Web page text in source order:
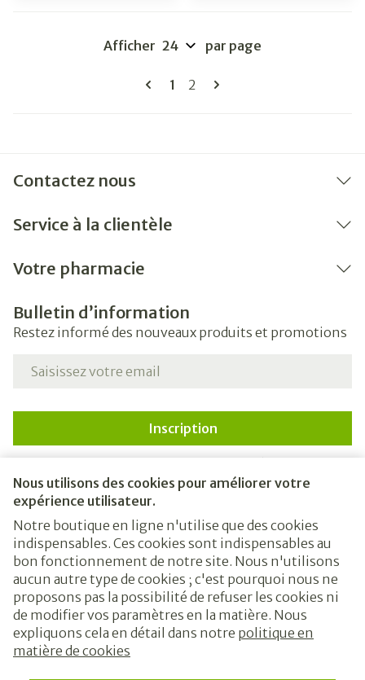
Nous utilisons des cookies pour améliorer votre
expérience utilisateur.
Notre boutique en ligne n'utilise que des cookies
indispensables. Ces cookies sont indispensables au
bon fonctionnement de notre site. Nous n'utilisons
aucun autre type de cookies ; c'est pourquoi nous ne
proposons pas la possibilité de refuser les cookies ni
de modifier vos paramètres en la matière. Nous
expliquons cela en détail dans notre politique en
matière de cookies
Pages
Vous lisez actuellement la page
1 Page
2
Afficher par page
Contactez nous
Service à la clientèle
Votre pharmacie
Bulletin d’information
Restez informé des nouveaux produits et promotions
Adresse mail
Inscription
newsletter et acceptez notrepolitique de confidentialité
Liens légaux